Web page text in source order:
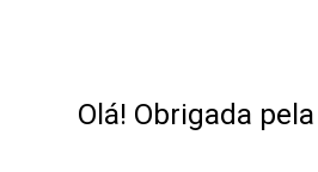
Olá! Obrigada